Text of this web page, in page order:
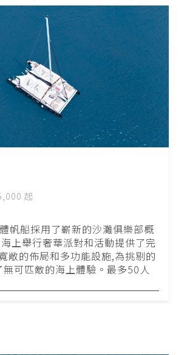
起
帆船採用了嶄新的沙灘俱樂部概
上舉行奢華派對和活動提供了完
敞的佈局和多功能設施,為挑剔的
可匹敵的海上體驗。最多50人